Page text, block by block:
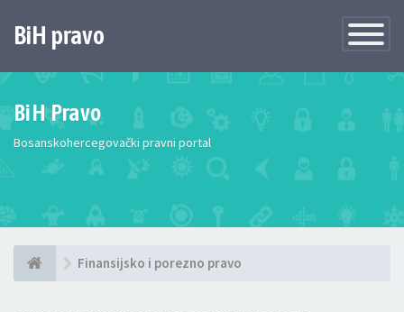
Toggle
BiH pravo
BiH Pravo
Bosanskohercegovački pravni portal
Finansijsko i porezno pravo